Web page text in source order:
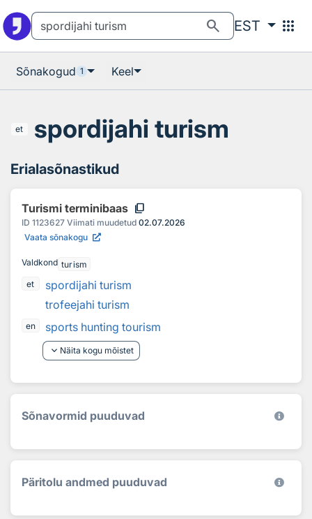
search EST apps
Sõnakogud 1 Keel
et spordijahi turism
Erialasõnastikud
Turismi terminibaas content_copy
ID 1123627 Viimati muudetud 02.07.2026
Vaata sõnakogu
Valdkond turism
et
spordijahi turism
trofeejahi turism
en
sports hunting tourism
keyboard_arrow_down Näita kogu mõistet
Sõnavormid puuduvad
Päritolu andmed puuduvad